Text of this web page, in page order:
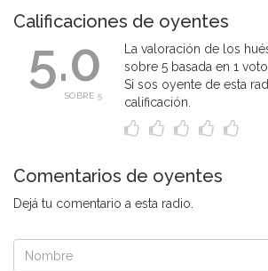
Calificaciones de oyentes
5.0
SOBRE 5
La valoración de los
sobre 5 basada en 1
Si sos oyente de esta
calificación.
Comentarios de oyentes
Dejá tu comentario a esta radio.